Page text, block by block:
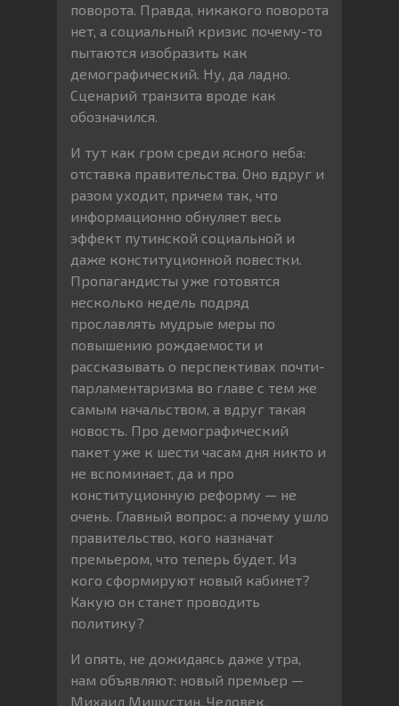
поворота. Правда, никакого поворота
нет, а социальный кризис почему-то
пытаются изобразить как
демографический. Ну, да ладно.
Сценарий транзита вроде как
обозначился.
И тут как гром среди ясного неба:
отставка правительства. Оно вдруг и
разом уходит, причем так, что
информационно обнуляет весь
эффект путинской социальной и
даже конституционной повестки.
Пропагандисты уже готовятся
несколько недель подряд
прославлять мудрые меры по
повышению рождаемости и
рассказывать о перспективах почти-
парламентаризма во главе с тем же
самым начальством, а вдруг такая
новость. Про демографический
пакет уже к шести часам дня никто и
не вспоминает, да и про
конституционную реформу — не
очень. Главный вопрос: а почему ушло
правительство, кого назначат
премьером, что теперь будет. Из
кого сформируют новый кабинет?
Какую он станет проводить
политику?
И опять, не дожидаясь даже утра,
нам объявляют: новый премьер —
Михаил Мишустин. Человек,